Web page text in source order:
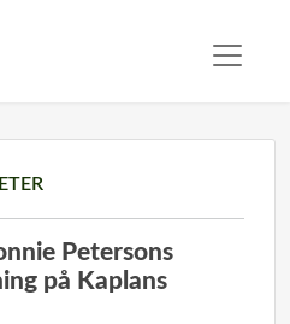
Petersons
på Kaplans